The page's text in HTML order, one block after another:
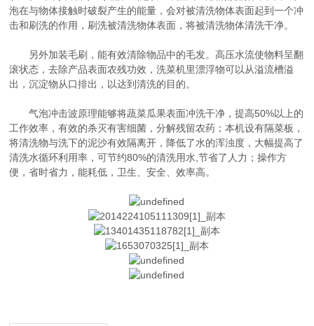
泡在与物体接触时破裂产生的能量，会对被清洗物体表面起到一个冲
击和刷洗的作用，刷洗被清洗物体表面，将被清洗物体清洗干净。
另外加装毛刷，能有效清除物品中的毛发。高压水流使物料呈翻
滚状态，去除产品表面农残功效，洗菜机里漂浮物可以从溢流槽溢
出，沉淀物从口排出，以达到清洗的目的。
气泡冲击波原理能够将蔬菜瓜果表面冲洗干净，提高50%以上的
工作效率，有效的杀灭有害细菌，分解残留农药；本机设有隔菜板，
将清洗物与洗下的泥沙有效隔离开，降低了水的浑浊度，大幅提高了
清洗水循环利用率，可节约80%的清洗用水,节省了人力；操作方
便，省时省力，能耗低，卫生、安全、效率高。